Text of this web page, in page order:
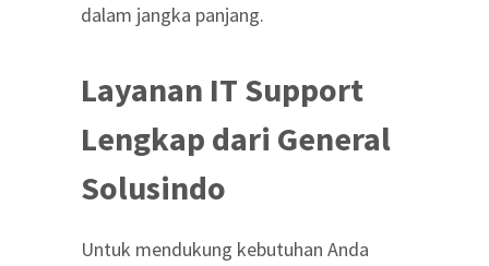
dalam jangka panjang.
Layanan IT Support
Lengkap dari General
Solusindo
Untuk mendukung kebutuhan Anda